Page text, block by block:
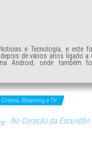
e Tecnologia, e este
de vários anos ligado a
Android, onde também
Cinema, Streaming e TV
No Coração da Escuridão